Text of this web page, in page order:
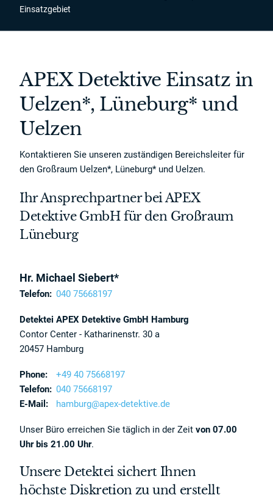
Einsatzgebiet
APEX Detektive Einsatz in
Uelzen*, Lüneburg* und
Uelzen
Kontaktieren Sie unseren zuständigen Bereichsleiter für
den Großraum Uelzen*, Lüneburg* und Uelzen.
Ihr Ansprechpartner bei APEX
Detektive GmbH für den Großraum
Lüneburg
Hr. Michael Siebert*
Telefon: 040 75668197
Detektei APEX Detektive GmbH Hamburg
Contor Center - Katharinenstr. 30 a
20457 Hamburg
Phone:
+49 40 75668197
Telefon: 040 75668197
E-Mail:
hamburg@apex-detektive.de
Unser Büro erreichen Sie täglich in der Zeitvon 07.00
Uhr bis 21.00 Uhr.
Unsere Detektei sichert Ihnen
höchste Diskretion zu und erstellt